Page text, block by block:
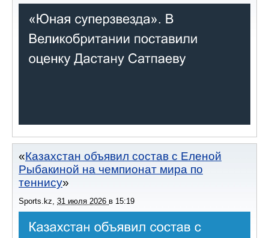
Казахстан объявил состав с Еленой
Рыбакиной на чемпионат мира по
теннису
Sports.kz, 31 июля 2026 в 15:19